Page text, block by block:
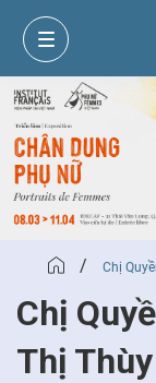
/ Chị
Chị
Thị